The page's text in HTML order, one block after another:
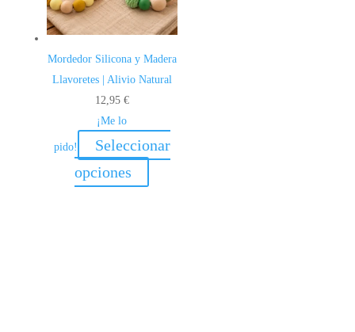
Mordedor Silicona y Madera
Llavoretes | Alivio Natural
12,95 €
¡Me lo
pido!
Seleccionar
opciones
producto